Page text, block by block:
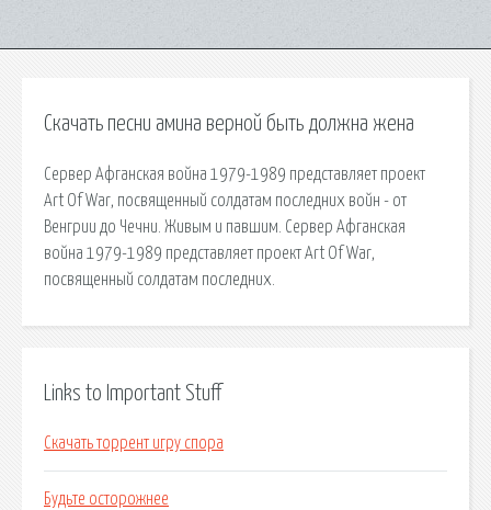
Скачать песни амина верной быть должна жена
Сервер Афганская война 1979-1989 представляет проект
Art Of War, посвященный солдатам последних войн - от
Венгрии до Чечни. Живым и павшим. Сервер Афганская
война 1979-1989 представляет проект Art Of War,
посвященный солдатам последних.
Links to Important Stuff
Скачать торрент игру спора
Будьте осторожнее